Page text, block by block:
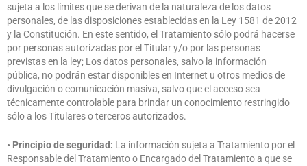
sujeta a los límites que se derivan de la naturaleza de los datos
personales, de las disposiciones establecidas en la Ley 1581 de 2012
y la Constitución. En este sentido, el Tratamiento sólo podrá hacerse
por personas autorizadas por el Titular y/o por las personas
previstas en la ley; Los datos personales, salvo la información
pública, no podrán estar disponibles en Internet u otros medios de
divulgación o comunicación masiva, salvo que el acceso sea
técnicamente controlable para brindar un conocimiento restringido
sólo a los Titulares o terceros autorizados.
• Principio de seguridad: La información sujeta a Tratamiento por el
Responsable del Tratamiento o Encargado del Tratamiento a que se